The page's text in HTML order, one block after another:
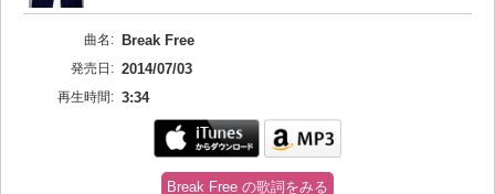
曲名: Break Free
発売日: 2014/07/03
再生時間: 3:34
Break Free の歌詞をみる